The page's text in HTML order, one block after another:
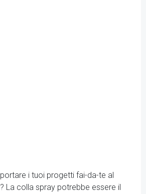
i tuoi progetti fai-da-te al
La colla spray potrebbe essere il